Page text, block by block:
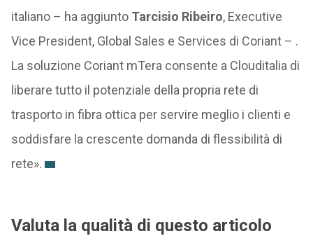
italiano – ha aggiunto Tarcisio Ribeiro, Executive
Vice President, Global Sales e Services di Coriant – .
La soluzione Coriant mTera consente a Clouditalia di
liberare tutto il potenziale della propria rete di
trasporto in fibra ottica per servire meglio i clienti e
soddisfare la crescente domanda di flessibilità di
rete».
Valuta la qualità di questo articolo